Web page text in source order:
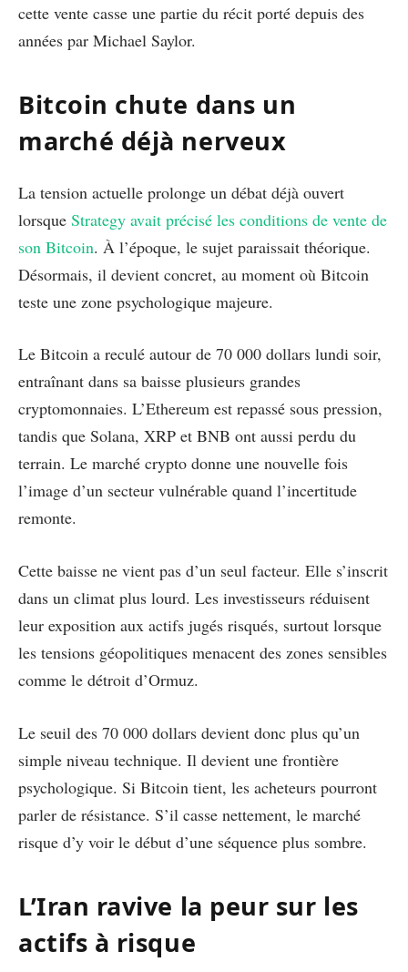
cette vente casse une partie du récit porté depuis des
années par Michael Saylor.
Bitcoin chute dans un
marché déjà nerveux
La tension actuelle prolonge un débat déjà ouvert
lorsque Strategy avait précisé les conditions de vente de
son Bitcoin. À l’époque, le sujet paraissait théorique.
Désormais, il devient concret, au moment où Bitcoin
teste une zone psychologique majeure.
Le Bitcoin a reculé autour de 70 000 dollars lundi soir,
entraînant dans sa baisse plusieurs grandes
cryptomonnaies. L’Ethereum est repassé sous pression,
tandis que Solana, XRP et BNB ont aussi perdu du
terrain. Le marché crypto donne une nouvelle fois
l’image d’un secteur vulnérable quand l’incertitude
remonte.
Cette baisse ne vient pas d’un seul facteur. Elle s’inscrit
dans un climat plus lourd. Les investisseurs réduisent
leur exposition aux actifs jugés risqués, surtout lorsque
les tensions géopolitiques menacent des zones sensibles
comme le détroit d’Ormuz.
Le seuil des 70 000 dollars devient donc plus qu’un
simple niveau technique. Il devient une frontière
psychologique. Si Bitcoin tient, les acheteurs pourront
parler de résistance. S’il casse nettement, le marché
risque d’y voir le début d’une séquence plus sombre.
L’Iran ravive la peur sur les
actifs à risque